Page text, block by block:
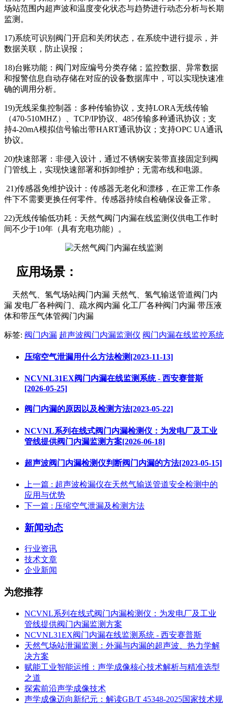
场站范围内超声波和温度变化状态与趋势进行动态分析与长期
监测。
17)系统可识别阀门开启和关闭状态，在系统中进行提示，并
数据关联，防止误报；
18)台账功能：阀门对应编号分类存储；监控数据、异常数据
和报警信息自动存储在对应的设备数据库中，可以实现快速准
确的调用分析。
19)无线采集控制器：多种传输协议，支持LORA无线传输
（470-510MHZ）、TCP/IP协议、485传输多种通讯协议；支
持4-20mA模拟信号输出带HART通讯协议；支持OPC UA通讯
协议。
20)快速部署：非侵入设计，通过不锈钢安装带直接固定到阀
门管线上，实现快速部署和拆卸维护；无需布线和电源。
21)传感器免维护设计：传感器无老化和漂移，在正常工作条
件下不需要更换任何零件。传感器持续自检确保设备正常。
22)无线传输低功耗：天然气阀门内漏在线监测仪供电工作时
间不少于10年（具有充电功能）。
应用场景：
天然气、氢气场站阀门内漏 天然气、氢气输送管道阀门内
漏 发电厂各种阀门、疏水阀内漏 化工厂各种阀门内漏 带压液
体和带压气体管阀门内漏
标签: 阀门内漏 超声波阀门内漏监测仪 阀门内漏在线监控系统
压缩空气泄漏用什么方法检测[2023-11-13]
NCVNL31EX阀门内漏在线监测系统 - 西安赛普斯
[2026-05-25]
阀门内漏的原因以及检测方法[2023-05-22]
NCVNL系列在线式阀门内漏检测仪：为发电厂及工业
管线提供阀门内漏监测方案[2026-06-18]
超声波阀门内漏检测仪判断阀门内漏的方法[2023-05-15]
上一篇 : 超声波检漏仪在天然气输送管道安全检测中的
应用与优势
下一篇 : 压缩空气泄漏及检测方法
新闻动态
行业资讯
技术文章
企业新闻
为您推荐
NCVNL系列在线式阀门内漏检测仪：为发电厂及工业
管线提供阀门内漏监测方案
NCVNL31EX阀门内漏在线监测系统 - 西安赛普斯
天然气场站泄漏监测：外漏与内漏的超声波、热力学解
决方案
赋能工业智能运维：声学成像核心技术解析与精准选型
之道
探索前沿声学成像技术
声学成像迈向新纪元：解读GB/T 45348-2025国家技术规